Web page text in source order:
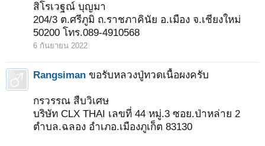
สิโรเวฐณ์ บุญมา
204/3 ต.ศรีภูมิ ถ.ราชภาคินัย อ.เมือง จ.เชียงใหม่
50200 โทร.089-4910568
6 กันยายน 2022
Rangsiman ขอรับหลวงปู่ทวดเนื้อผงครับ
กรวรรณ สืบวิเศษ
บริษัท CLX THAI เลขที่ 44 หมู่.3 ซอย.ป่าหล่าย 2
ตำบล.ฉลอง อำเภอ.เมืองภูเก็ต 83130